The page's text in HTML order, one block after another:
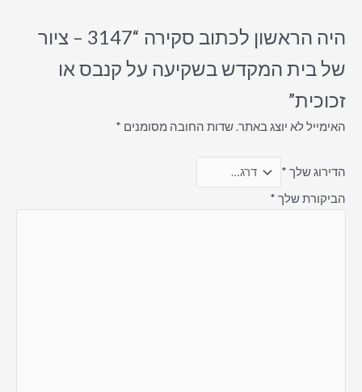
היה הראשון לכתוב סקירה “3147 – ציור
של בית המקדש בשקיעה על קנבס או
זכוכית”
האימייל לא יוצג באתר.שדות החובה מסומנים *
הדירוג שלך *
הביקורת שלך *